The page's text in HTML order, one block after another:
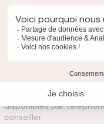
pourcentage de la base
Sociale. Plus ce
remboursement.
dépenses de santé,
en ligne et gratuit (en
rapidement un devis.
disponibles par
conseiller.